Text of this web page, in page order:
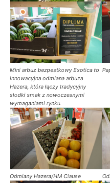
Mini arbuz bezpestkowy Exotica to
innowacyjna odmiana arbuza
Hazera, która łączy tradycyjny
słodki smak z nowoczesnymi
wymaganiami rynku.
Odmiany Hazera/HM Clause